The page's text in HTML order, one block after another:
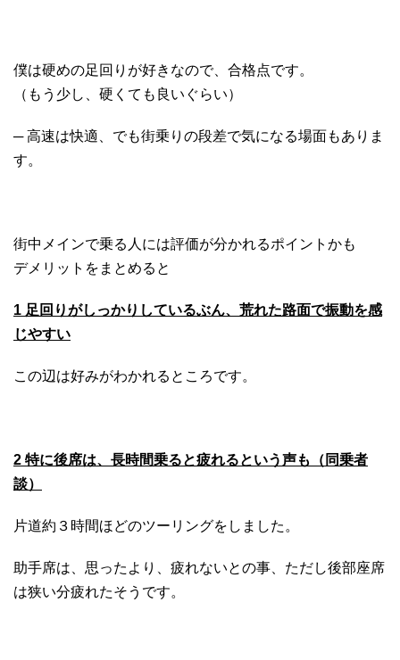
僕は硬めの足回りが好きなので、合格点です。
（もう少し、硬くても良いぐらい）
─ 高速は快適、でも街乗りの段差で気になる場面もありま
す。
街中メインで乗る人には評価が分かれるポイントかも
デメリットをまとめると
1 足回りがしっかりしているぶん、荒れた路面で振動を感
じやすい
この辺は好みがわかれるところです。
2 特に後席は、長時間乗ると疲れるという声も（同乗者
談）
片道約３時間ほどのツーリングをしました。
助手席は、思ったより、疲れないとの事、ただし後部座席
は狭い分疲れたそうです。